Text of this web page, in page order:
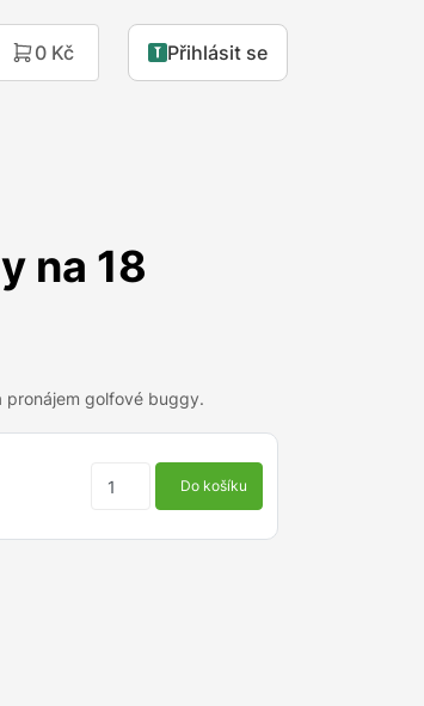
0 Kč Přihlásit se
na 18
pronájem golfové buggy.
Do košíku